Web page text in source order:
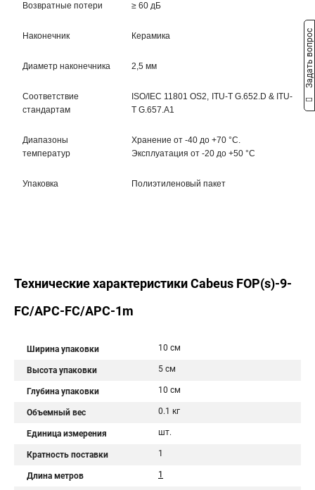
Возвратные потери ≥ 60 дБ
Наконечник Керамика
Диаметр наконечника 2,5 мм
Соответствие
стандартам
ISO/IEC 11801 OS2, ITU-T G.652.D & ITU-
T G.657.A1
Диапазоны
температур
Хранение от -40 до +70 °C.
Эксплуатация от -20 до +50 °C
Упаковка Полиэтиленовый пакет
Технические характеристики Cabeus FOP(s)-9-
FC/APC-FC/APC-1m
Ширина упаковки 10 см
Высота упаковки 5 см
Глубина упаковки 10 см
Объемный вес 0.1 кг
Единица измерения шт.
Кратность поставки 1
Длина метров 1
Задать вопрос